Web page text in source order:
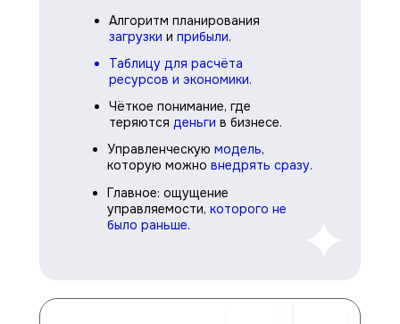
Таблицу для расчёта
ресурсов и экономики.
Чёткое понимание, где
теряются деньги в бизнесе.
Алгоритм планирования
загрузки и прибыли.
Управленческую модель,
которую можно внедрять сразу.
Главное: ощущение
управляемости, которого не
было раньше.